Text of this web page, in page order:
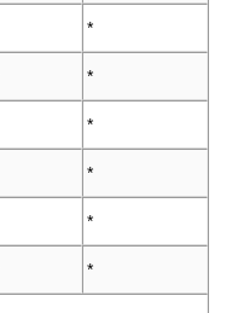
*
*
*
*
*
*